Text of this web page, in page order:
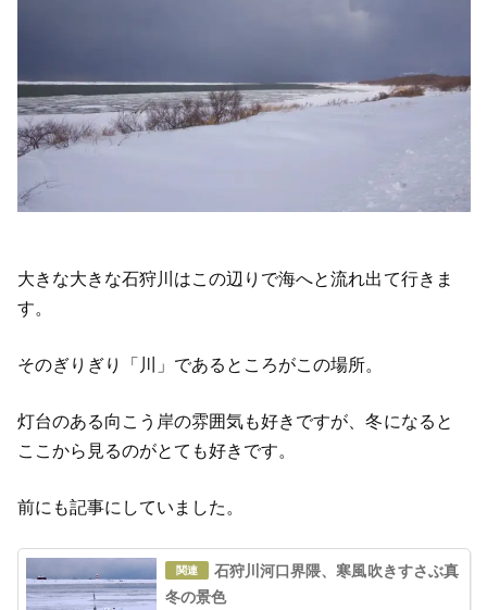
大きな大きな石狩川はこの辺りで海へと流れ出て行きま
す。
そのぎりぎり「川」であるところがこの場所。
灯台のある向こう岸の雰囲気も好きですが、冬になると
ここから見るのがとても好きです。
前にも記事にしていました。
石狩川河口界隈、寒風吹きすさぶ真
冬の景色